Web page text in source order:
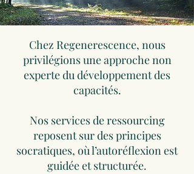
Chez Regenerescence, nous
privilégions une approche non
experte du développement des
capacités.
Nos services de ressourcing
reposent sur des principes
socratiques, où l’autoréflexion est
guidée et structurée.